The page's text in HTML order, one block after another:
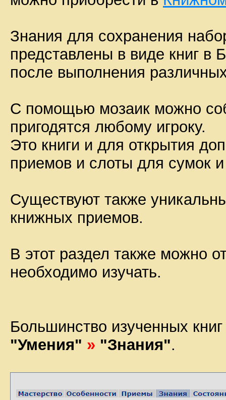
Знания для сохранения
представлены в виде книг в
после выполнения
С помощью мозаик можно
пригодятся любому игроку.
Это книги и для открытия
приемов и слоты для сумок
Существуют также
книжных приемов.
В этот раздел также можно
необходимо изучать.
Большинство изученных
"Умения" » "Знания".